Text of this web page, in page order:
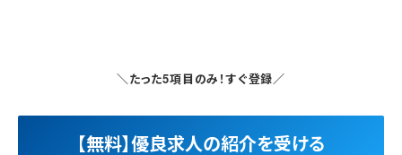
＼たった5項目のみ！すぐ登録／
【無料】優良求人の紹介を受ける